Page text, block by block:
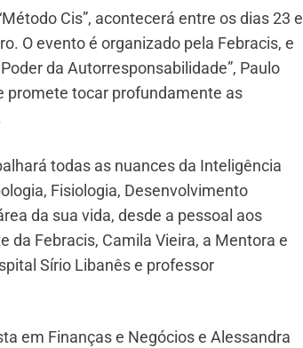
Cis”, acontecerá entre os dias 23 e
O evento é organizado pela Febracis, e
da Autorresponsabilidade”, Paulo
promete tocar profundamente as
todas as nuances da Inteligência
Fisiologia, Desenvolvimento
da sua vida, desde a pessoal aos
da Febracis, Camila Vieira, a Mentora e
Sírio Libanês e professor
em Finanças e Negócios e Alessandra